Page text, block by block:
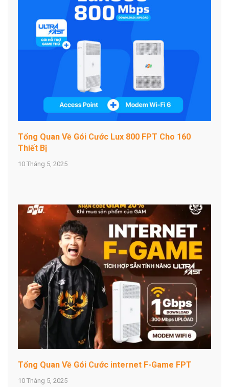
Tổng Quan Về Gói Cước Lux 800 FPT Cho 160
Thiết Bị
10 Tháng 5, 2025
Tổng Quan Về Gói Cước internet F-Game FPT
10 Tháng 5, 2025